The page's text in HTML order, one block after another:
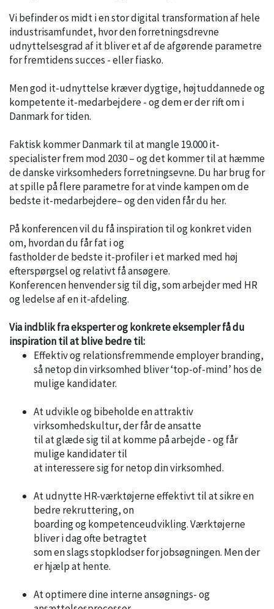
Vi befinder os midt i en stor digital transformation af hele
industrisamfundet, hvor den forretningsdrevne
udnyttelsesgrad af it bliver et af de afgørende parametre
for fremtidens succes - eller fiasko.
Men god it-udnyttelse kræver dygtige, højtuddannede og
kompetente it-medarbejdere - og dem er der rift om i
Danmark for tiden.
Faktisk kommer Danmark til at mangle 19.000 it-
specialister frem mod 2030 – og det kommer til at hæmme
de danske virksomheders forretningsevne. Du har brug for
at spille på flere parametre for at vinde kampen om de
bedste it-medarbejdere– og den viden får du her.
På konferencen vil du få inspiration til og konkret viden
om, hvordan du får fat i og
fastholder de bedste it-profiler i et marked med høj
efterspørgsel og relativt få ansøgere.
Konferencen henvender sig til dig, som arbejder med HR
og ledelse af en it-afdeling.
Via indblik fra eksperter og konkrete eksempler få du
inspiration til at blive bedre til:
Effektiv og relationsfremmende employer branding,
så netop din virksomhed bliver ‘top-of-mind’ hos de
mulige kandidater.
At udvikle og bibeholde en attraktiv
virksomhedskultur, der får de ansatte
til at glæde sig til at komme på arbejde - og får
mulige kandidater til
at interessere sig for netop din virksomhed.
At udnytte HR-værktøjerne effektivt til at sikre en
bedre rekruttering, on
boarding og kompetenceudvikling. Værktøjerne
bliver i dag ofte betragtet
som en slags stopklodser for jobsøgningen. Men der
er hjælp at hente.
At optimere dine interne ansøgnings- og